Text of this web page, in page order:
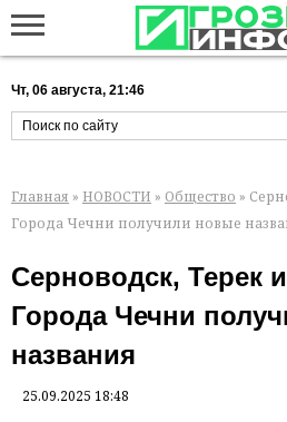
Чт, 06 августа, 21:46
Главная » НОВОСТИ » Общество »
Города Чечни получили новые
Серноводск, Терек
Города Чечни
названия
25.09.2025 18:48